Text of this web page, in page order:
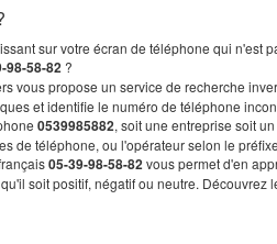
sur votre écran de téléphone qui n'est
98-58-82 ?
vous propose un service de recherche
et identifie le numéro de téléphone
0539985882, soit une entreprise soit
de téléphone, ou l'opérateur selon le
05-39-98-58-82vous permet d'en
soit positif, négatif ou neutre. Découvrez